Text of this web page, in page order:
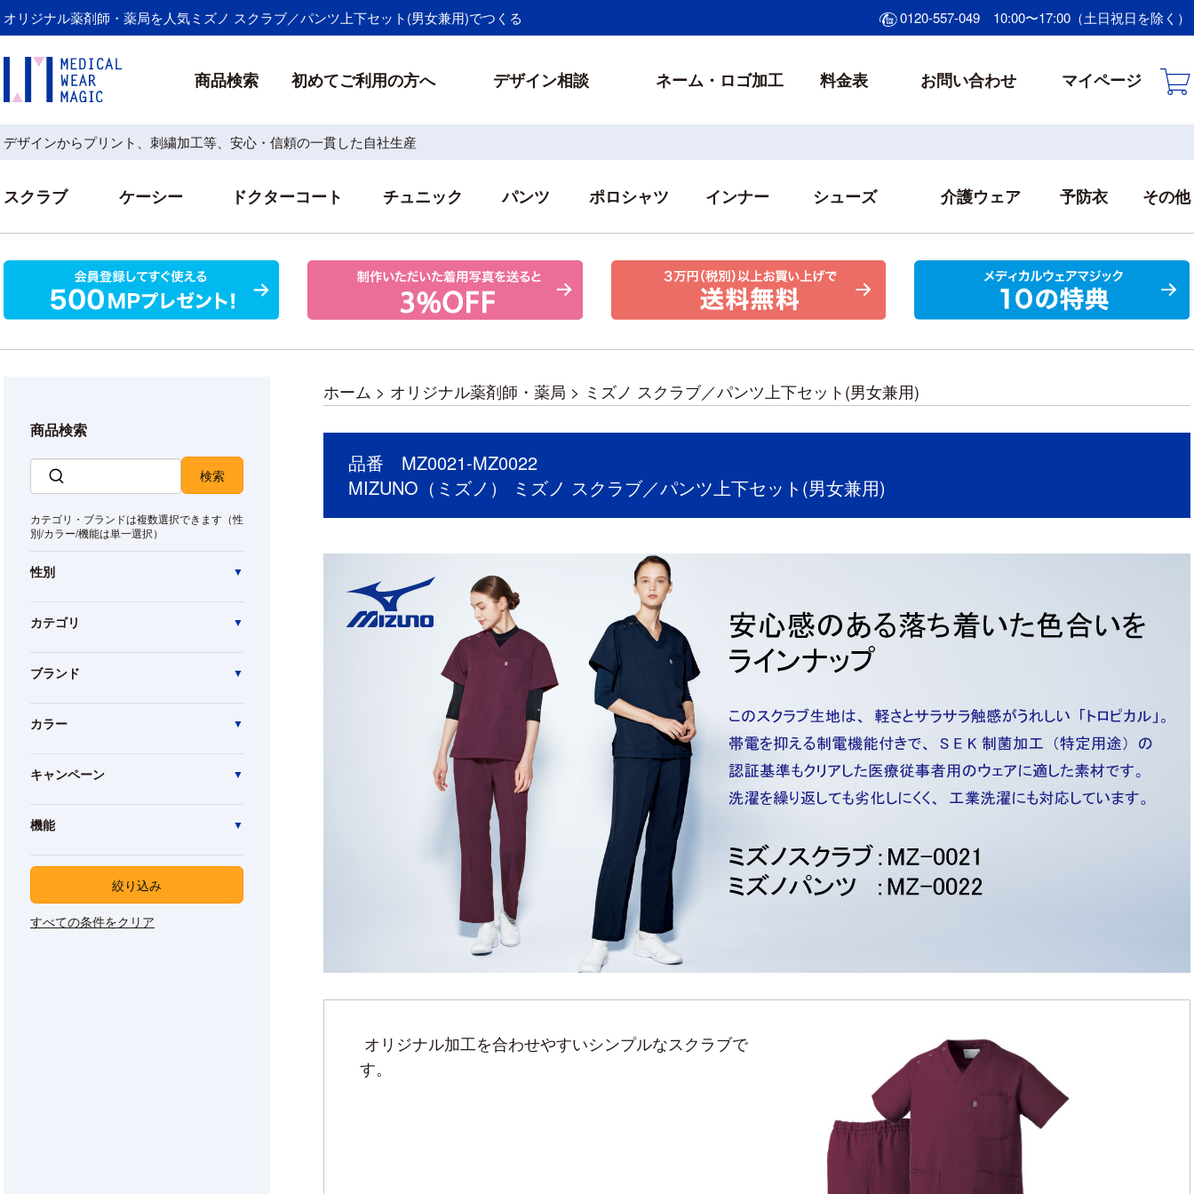
オリジナル薬剤師・薬局を人気ミズノ スクラブ／パンツ上下セット(男女兼用)でつくる 0120-557-049 10:00〜17:00（土日祝日を除く）
商品検索 初めてご利用の方へ デザイン相談 ネーム・ロゴ加工 料金表 お問い合わせ マイページ
デザインからプリント、刺繍加工等、安心・信頼の一貫した自社生産
スクラブ ケーシー ドクターコート チュニック パンツ ポロシャツ インナー シューズ 介護ウェア 予防衣 その他
商品検索
カテゴリ・ブランドは複数選択できます（性
別/カラー/機能は単一選択）
性別
カテゴリ
ブランド
カラー
キャンペーン
機能
絞り込み
すべての条件をクリア
ホーム > オリジナル薬剤師・薬局 > ミズノ スクラブ／パンツ上下セット(男女兼用)
品番 MZ0021-MZ0022
MIZUNO（ミズノ） ミズノ スクラブ／パンツ上下セット(男女兼用)
オリジナル加工を合わせやすいシンプルなスクラブで
す。